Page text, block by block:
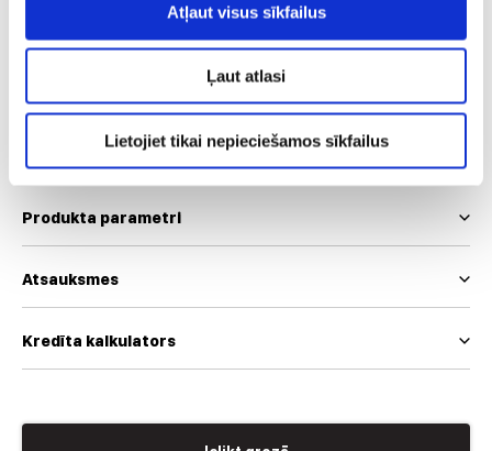
Atļaut visus sīkfailus
Ļaut atlasi
Lietojiet tikai nepieciešamos sīkfailus
42 46
Mēs izmantojam EUR un INT izmēru skalas
Izmēru tabula
Produkta parametri
Atsauksmes
Kredīta kalkulators